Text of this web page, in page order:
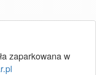
zaparkowana w